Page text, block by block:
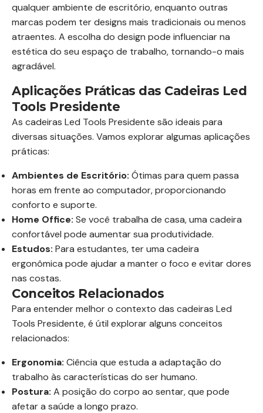
qualquer ambiente de escritório, enquanto outras
marcas podem ter designs mais tradicionais ou menos
atraentes. A escolha do design pode influenciar na
estética do seu espaço de trabalho, tornando-o mais
agradável.
Aplicações Práticas das Cadeiras Led
Tools Presidente
As cadeiras Led Tools Presidente são ideais para
diversas situações. Vamos explorar algumas aplicações
práticas:
Ambientes de Escritório: Ótimas para quem passa
horas em frente ao computador, proporcionando
conforto e suporte.
Home Office: Se você trabalha de casa, uma cadeira
confortável pode aumentar sua produtividade.
Estudos: Para estudantes, ter uma cadeira
ergonômica pode ajudar a manter o foco e evitar dores
nas costas.
Conceitos Relacionados
Para entender melhor o contexto das cadeiras Led
Tools Presidente, é útil explorar alguns conceitos
relacionados:
Ergonomia: Ciência que estuda a adaptação do
trabalho às características do ser humano.
Postura: A posição do corpo ao sentar, que pode
afetar a saúde a longo prazo.